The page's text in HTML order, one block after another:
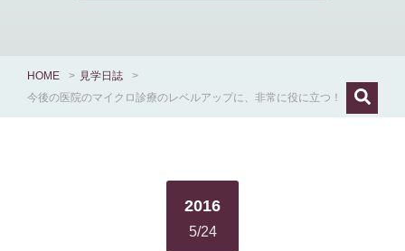
HOME > 見学日誌
>
今後の医院のマイクロ診療のレベルアップに、非常に役に立つ！
2016
5/24